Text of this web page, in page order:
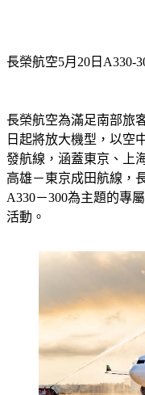
長榮航空5月20日A330-
長榮航空為滿足南部旅
日起將放大機型，以空
發航線，涵蓋東京、上
高雄－東京成田航線，
A330－300為主題的專
活動。